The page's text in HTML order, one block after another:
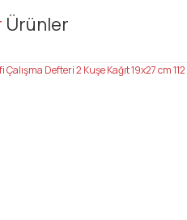
öneri formunu kullanarak
Ürünler